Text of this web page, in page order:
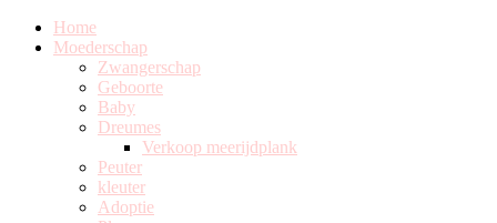
Home
Moederschap
Zwangerschap
Geboorte
Baby
Dreumes
Verkoop meerijdplank
Peuter
kleuter
Adoptie